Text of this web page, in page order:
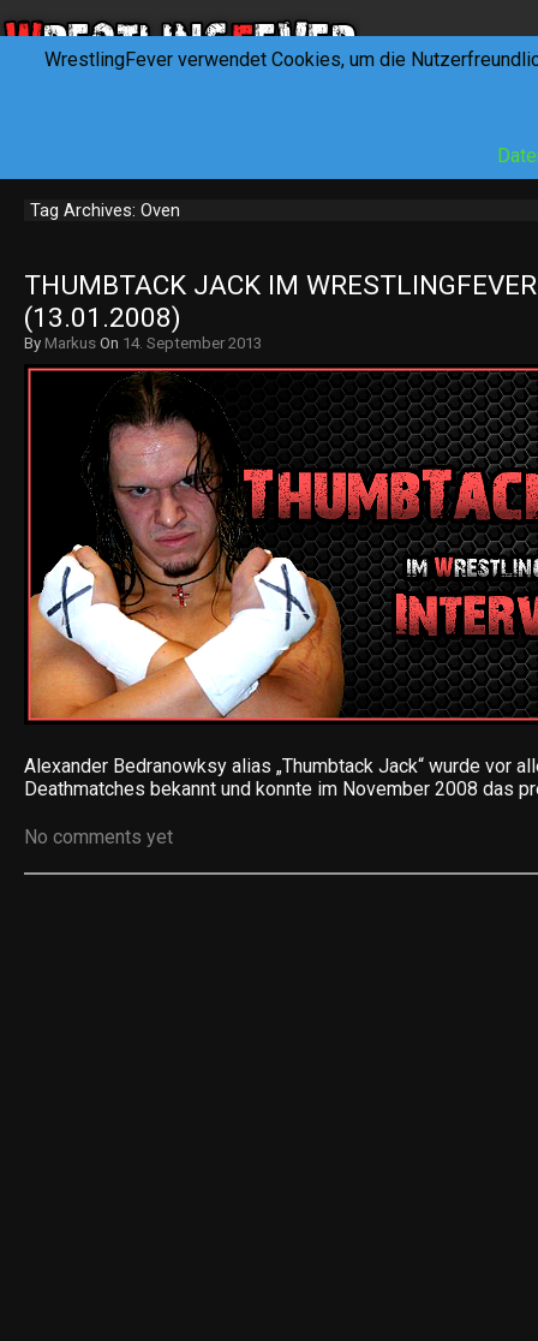
Tag Archives: Oven
THUMBTACK JACK IM
(13.01.2008)
By Markus On 14. September 2013
Alexander Bedranowksy alias „Thumbtack Jack“ wurde vor
Deathmatches bekannt und konnte im November 2008 das
No comments yet
WrestlingFever verwendet Cookies, um die